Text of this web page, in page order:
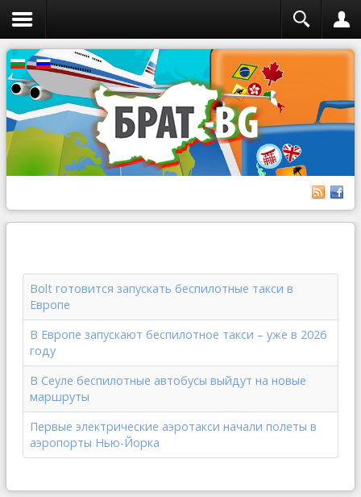
Bolt готовится запускать беспилотные такси в
Европе
В Европе запускают беспилотное такси – уже в 2026
году
В Сеуле беспилотные автобусы выйдут на новые
маршруты
Первые электрические аэротакси начали полеты в
аэропорты Нью-Йорка